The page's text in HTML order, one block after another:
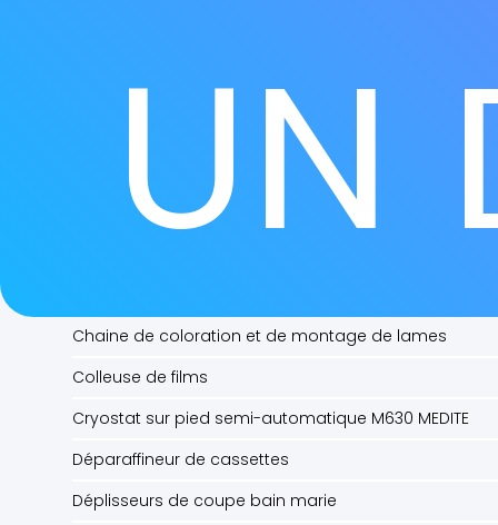
UN
Anatomie Pathologie - Histologie :
Automates et Instrumentation de paillasse :
Automate de décalcification rapide à ultrasons use
Chaine de coloration et de montage de lames
Colleuse de films
Cryostat sur pied semi-automatique M630 MEDITE
Déparaffineur de cassettes
Déplisseurs de coupe bain marie